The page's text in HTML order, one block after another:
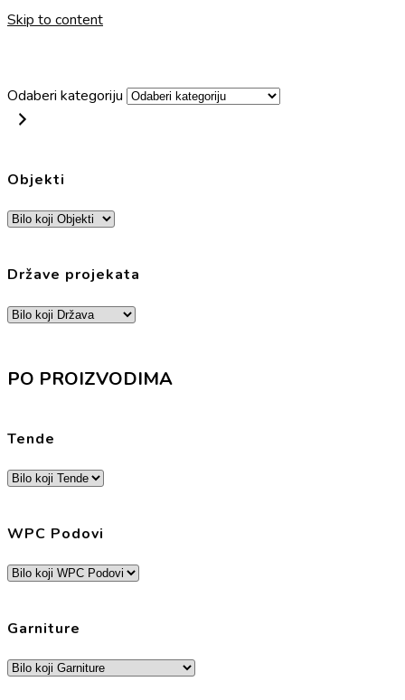
Skip to content
Odaberi kategoriju
Objekti
Države projekata
PO PROIZVODIMA
Tende
WPC Podovi
Garniture